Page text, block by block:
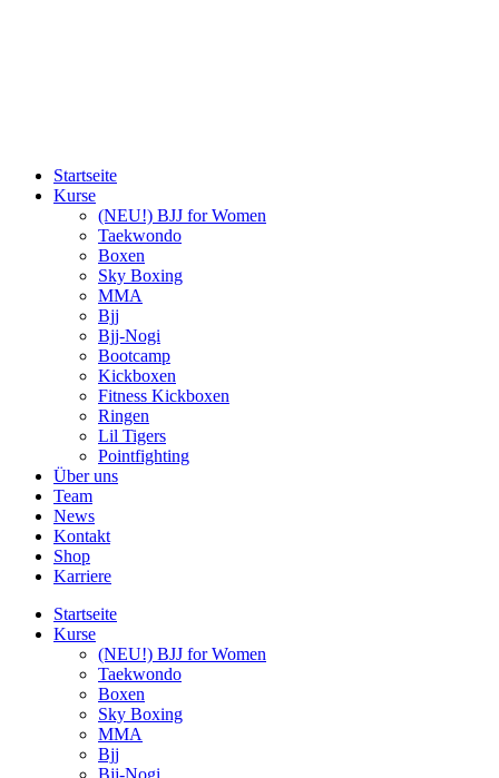
Startseite
Kurse
(NEU!) BJJ for Women
Taekwondo
Boxen
Sky Boxing
MMA
Bjj
Bjj-Nogi
Bootcamp
Kickboxen
Fitness Kickboxen
Ringen
Lil Tigers
Pointfighting
Über uns
Team
News
Kontakt
Shop
Karriere
Startseite
Kurse
(NEU!) BJJ for Women
Taekwondo
Boxen
Sky Boxing
MMA
Bjj
Bjj-Nogi